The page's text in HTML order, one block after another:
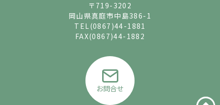
〒719-3202
岡山県真庭市中島386-1
TEL(0867)44-1881
FAX(0867)44-1882
お問合せ